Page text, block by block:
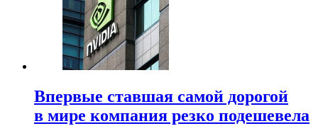
Впервые ставшая самой дорогой
в мире компания резко подешевела